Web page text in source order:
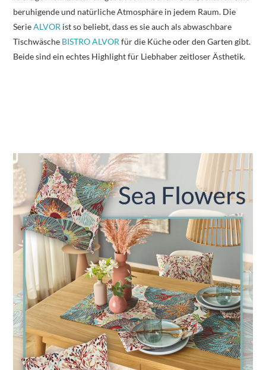
beruhigende und natürliche Atmosphäre in jedem Raum. Die
SerieALVOR ist so beliebt, dass es sie auch als abwaschbare
Tischwäsche BISTRO ALVORfür die Küche oder den Garten gibt.
Beide sind ein echtes Highlight für Liebhaber zeitloser Ästhetik.